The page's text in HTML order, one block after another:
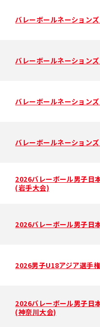
バレーボールネーション
バレーボールネーション
バレーボールネーション
バレーボールネーション
2026バレーボール男子日
(岩手大会)
2026バレーボール男子日
2026男子U18アジア選手
2026バレーボール男子日
(神奈川大会)